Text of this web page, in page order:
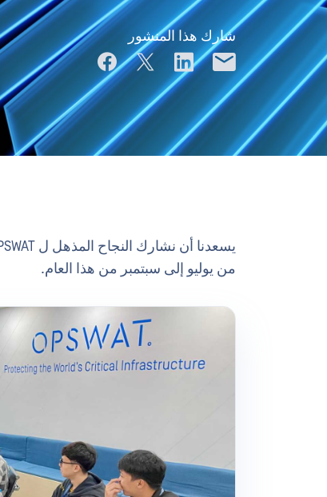
شارك هذا المنشور
من يوليو إلى سبتمبر من هذا العام.